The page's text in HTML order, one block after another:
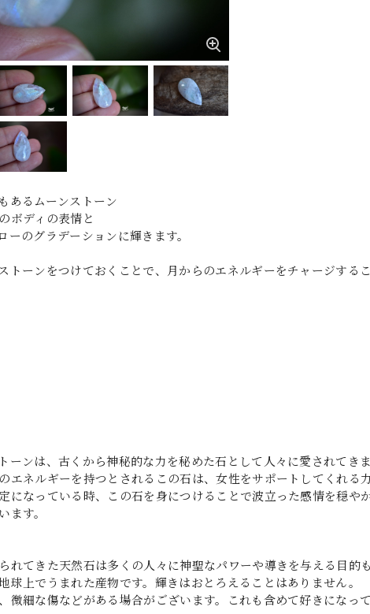
あるムーンストーン
ボディの表情と
のグラデーションに輝きます。
トーンをつけておくことで、月からのエネルギーをチャージする
ーンは、古くから神秘的な力を秘めた石として人々に愛されてきま
エネルギーを持つとされるこの石は、女性をサポートしてくれる
になっている時、この石を身につけることで波立った感情を穏や
ます。
れてきた天然石は多くの人々に神聖なパワーや導きを与える目的
球上でうまれた産物です。輝きはおとろえることはありません。
微細な傷などがある場合がございます。これも含めて好きになっ